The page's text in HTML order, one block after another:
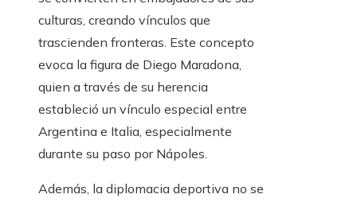
culturas, creando vínculos que
trascienden fronteras. Este concepto
evoca la figura de Diego Maradona,
quien a través de su herencia
estableció un vínculo especial entre
Argentina e Italia, especialmente
durante su paso por Nápoles.
Además, la diplomacia deportiva no se